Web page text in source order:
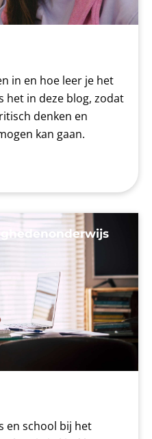
in en hoe leer je het
het in deze blog, zodat
denken en
kan gaan.
en school bij het